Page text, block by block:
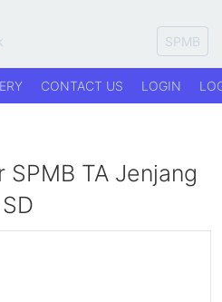
SPMB
CONTACT US LOGIN
SPMB TA Jenjang
SD